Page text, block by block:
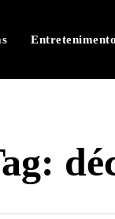
Entretenimento